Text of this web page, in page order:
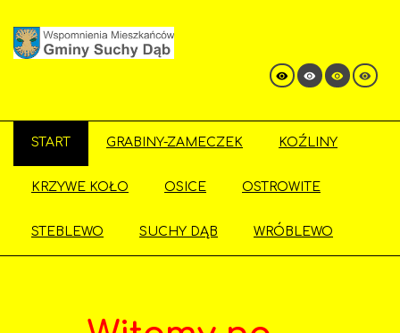
START GRABINY-ZAMECZEK KOŹLINY
KRZYWE KOŁO OSICE OSTROWITE
STEBLEWO SUCHY DĄB WRÓBLEWO